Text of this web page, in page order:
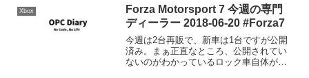
年F1第2回バーレー...
Xbox
Forza Motorsport 7 今週の専門
ディーラー 2018-06-20 #Forza7
今週は2台再販で、新車は1台ですが公開
済み。まぁ正直なところ、公開されてい
ないのがわかっているロック車自体がだ